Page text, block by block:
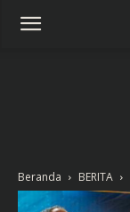
Beranda BERITA